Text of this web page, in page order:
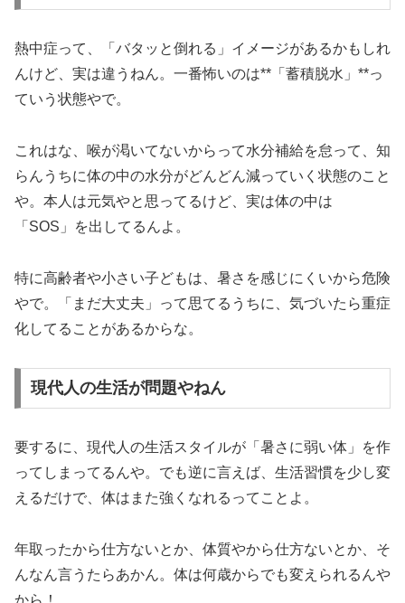
熱中症って、「バタッと倒れる」イメージがあるかもしれ
んけど、実は違うねん。一番怖いのは**「蓄積脱水」**っ
ていう状態やで。
これはな、喉が渇いてないからって水分補給を怠って、知
らんうちに体の中の水分がどんどん減っていく状態のこと
や。本人は元気やと思ってるけど、実は体の中は
「SOS」を出してるんよ。
特に高齢者や小さい子どもは、暑さを感じにくいから危険
やで。「まだ大丈夫」って思てるうちに、気づいたら重症
化してることがあるからな。
現代人の生活が問題やねん
要するに、現代人の生活スタイルが「暑さに弱い体」を作
ってしまってるんや。でも逆に言えば、生活習慣を少し変
えるだけで、体はまた強くなれるってことよ。
年取ったから仕方ないとか、体質やから仕方ないとか、そ
んなん言うたらあかん。体は何歳からでも変えられるんや